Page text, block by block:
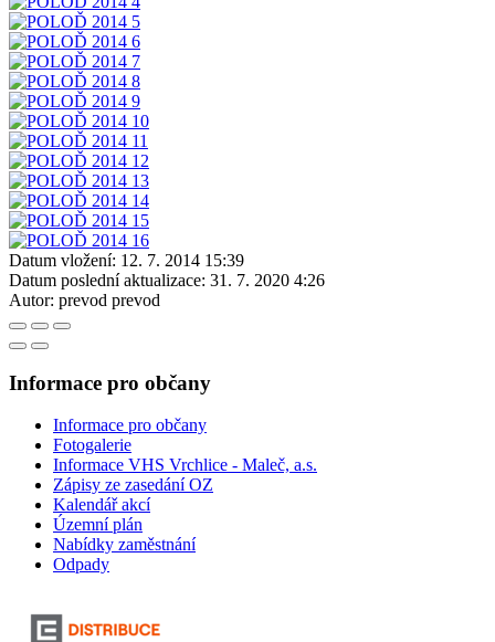
Datum vložení: 12. 7. 2014 15:39
Datum poslední aktualizace: 31. 7. 2020 4:26
Autor: prevod prevod
Informace pro občany
Informace pro občany
Fotogalerie
Informace VHS Vrchlice - Maleč, a.s.
Zápisy ze zasedání OZ
Kalendář akcí
Územní plán
Nabídky zaměstnání
Odpady